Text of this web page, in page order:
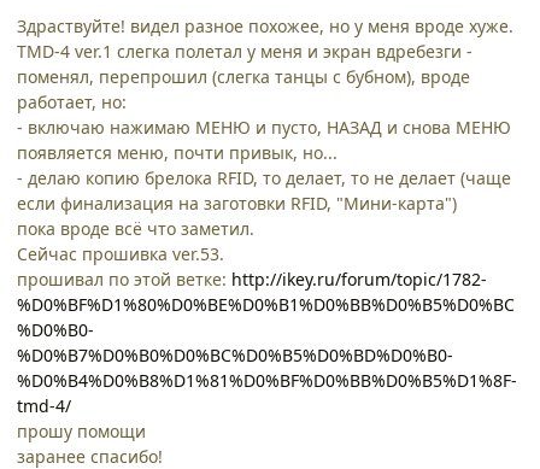
Здраствуйте! видел разное похожее, но у меня вроде хуже.
TMD-4 ver.1 слегка полетал у меня и экран вдребезги -
поменял, перепрошил (слегка танцы с бубном), вроде
работает, но:
- включаю нажимаю МЕНЮ и пусто, НАЗАД и снова МЕНЮ
появляется меню, почти привык, но...
- делаю копию брелока RFID, то делает, то не делает (чаще
если финализация на заготовки RFID, "Мини-карта")
пока вроде всё что заметил.
Сейчас прошивка ver.53.
прошивал по этой ветке: http://ikey.ru/forum/topic/1782-
%D0%BF%D1%80%D0%BE%D0%B1%D0%BB%D0%B5%D0%BC
%D0%B0-
%D0%B7%D0%B0%D0%BC%D0%B5%D0%BD%D0%B0-
%D0%B4%D0%B8%D1%81%D0%BF%D0%BB%D0%B5%D1%8F-
tmd-4/
прошу помощи
заранее спасибо!